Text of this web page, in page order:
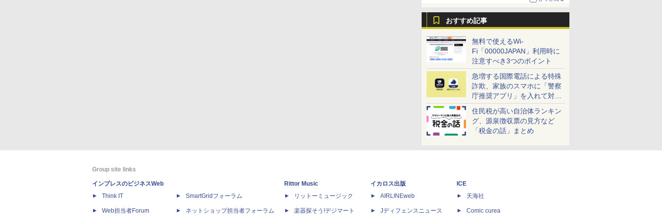
おすすめ記事
無料で使えるWi-
Fi「00000JAPAN」利用時に
注意すべき3つのポイント
急増する国際電話による特殊
詐欺、家族のスマホに「警察
庁推奨アプリ」を入れて対策
しよう！
住民税が高い自治体ランキン
グ、源泉徴収票の見方など
「税金の話」まとめ
Group site links
インプレスのビジネスWeb
Think IT
Web担当者Forum
SmartGridフォーラム
ネットショップ担当者フォーラム
Rittor Music
リットーミュージック
楽器探そう!デジマート
イカロス出版
AIRLINEweb
Jディフェンスニュース
ICE
天海社
Comic curea